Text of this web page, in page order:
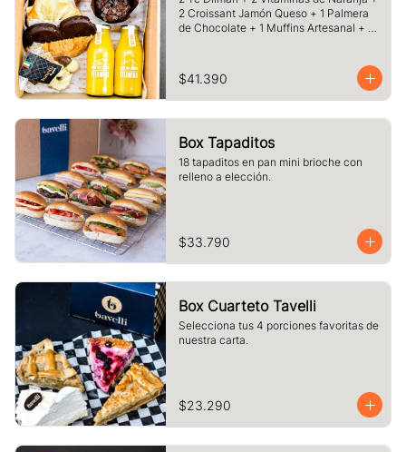
2 Croissant Jamón Queso + 1 Palmera
de Chocolate + 1 Muffins Artesanal +
$41.390
Box Tapaditos
18 tapaditos en pan mini brioche con
relleno a elección.
$33.790
Box Cuarteto Tavelli
Selecciona tus 4 porciones favoritas de
nuestra carta.
$23.290